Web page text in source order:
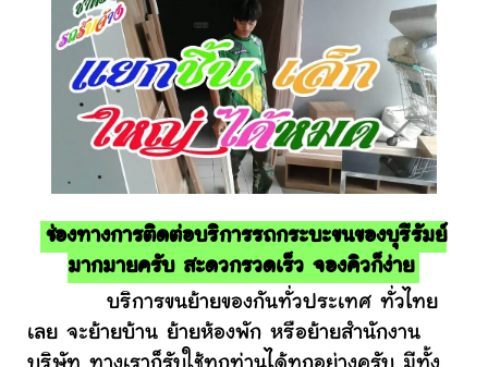
ช่องทางการติดต่อบริการรถกระบะขนของบุรีรัมย์
มากมายครับ สะดวกรวดเร็ว จองคิวก็ง่าย
บริการขนย้ายของกันทั่วประเทศ ทั่วไทย
เลย จะย้ายบ้าน ย้ายห้องพัก หรือย้ายสำนักงาน